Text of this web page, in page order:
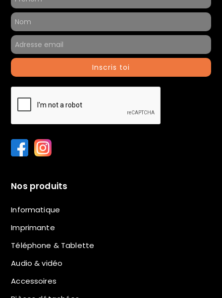
Inscris toi
Nos produits
Informatique
Imprimante
Téléphone & Tablette
Audio & vidéo
Accessoires